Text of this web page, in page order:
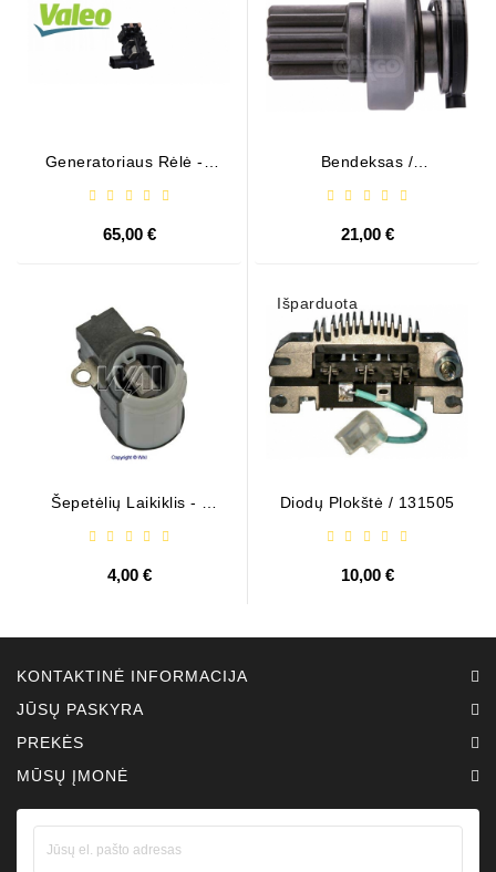
Generatoriaus Rėlė - /
65,00 €
Šepetėlių Laikiklis - /
4,00 €
Bendeksas /
21,00 €
Išparduota
Diodų Plokštė / 131505
10,00 €
KONTAKTINĖ INFORMACIJA
JŪSŲ PASKYRA
PREKĖS
MŪSŲ ĮMONĖ